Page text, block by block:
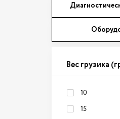
Вес грузика
10
15